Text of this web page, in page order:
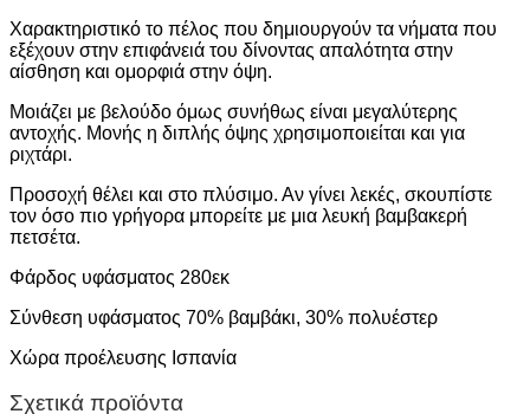
Χαρακτηριστικό το πέλος που δημιουργούν τα νήματα που
εξέχουν στην επιφάνειά του δίνοντας απαλότητα στην
αίσθηση και ομορφιά στην όψη.
Μοιάζει με βελούδο όμως συνήθως είναι μεγαλύτερης
αντοχής. Μονής η διπλής όψης χρησιμοποιείται και για
ριχτάρι.
Προσοχή θέλει και στο πλύσιμο. Αν γίνει λεκές, σκουπίστε
τον όσο πιο γρήγορα μπορείτε με μια λευκή βαμβακερή
πετσέτα.
Φάρδος υφάσματος 280εκ
Σύνθεση υφάσματος 70% βαμβάκι, 30% πολυέστερ
Χώρα προέλευσης Ισπανία
Σχετικά προϊόντα